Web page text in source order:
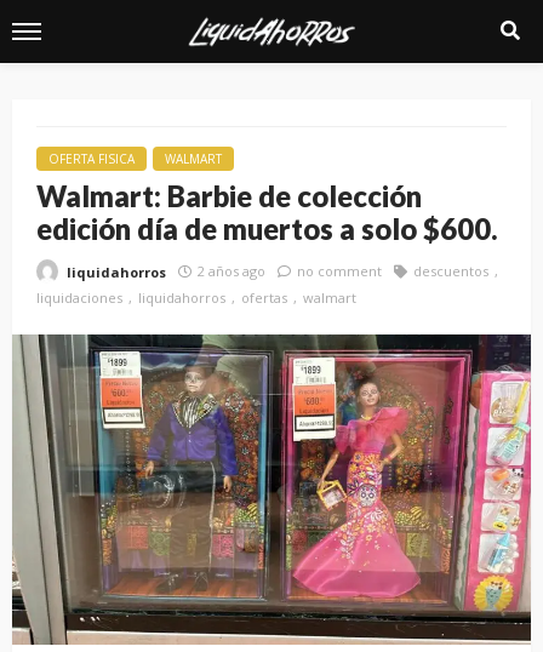
OFERTA FISICA WALMART
Walmart: Barbie de colección
edición día de muertos a solo $600.
liquidahorros 2 años ago no comment
descuentos
liquidaciones
liquidahorros ofertas walmart